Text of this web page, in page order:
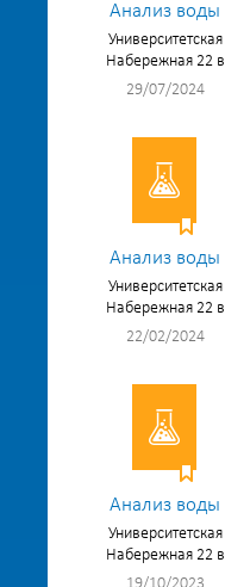
Анализ воды
Университетская
Набережная 22 в
29/07/2024
Анализ воды
Университетская
Набережная 22 в
22/02/2024
Анализ воды
Университетская
Набережная 22 в